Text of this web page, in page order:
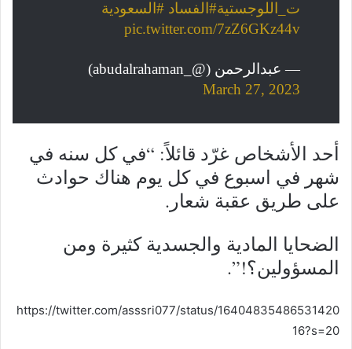
ت_اللوجستية#الفساد #السعودية
pic.twitter.com/7zZ6GKz44v
— عبدالرحمن (@_abudalrahaman)
March 27, 2023
أحد الأشخاص غرّد قائلاً: “في كل سنه في
شهر في اسبوع في كل يوم هناك حوادث
على طريق عقبة شعار.
الضحايا المادية والجسدية كثيرة ومن
المسؤولين؟!”.
https://twitter.com/asssri077/status/16404835486531420
16?s=20